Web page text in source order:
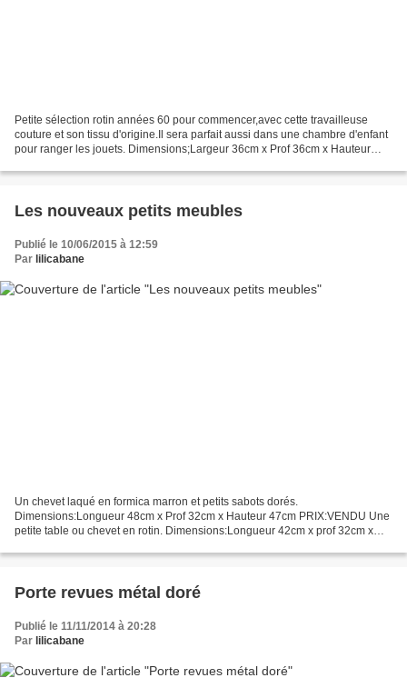
Petite sélection rotin années 60 pour commencer,avec cette travailleuse
couture et son tissu d'origine.Il sera parfait aussi dans une chambre d'enfant
pour ranger les jouets. Dimensions;Largeur 36cm x Prof 36cm x Hauteur
Les nouveaux petits meubles
Publié le 10/06/2015 à 12:59
Par lilicabane
Un chevet laqué en formica marron et petits sabots dorés.
Dimensions:Longueur 48cm x Prof 32cm x Hauteur 47cm PRIX:VENDU Une
petite table ou chevet en rotin. Dimensions:Longueur 42cm x prof 32cm x
Porte revues métal doré
Publié le 11/11/2014 à 20:28
Par lilicabane